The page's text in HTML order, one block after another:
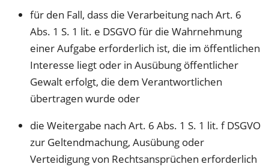
für den Fall, dass die Verarbeitung nach Art. 6
Abs. 1 S. 1 lit. e DSGVO für die Wahrnehmung
einer Aufgabe erforderlich ist, die im öffentlichen
Interesse liegt oder in Ausübung öffentlicher
Gewalt erfolgt, die dem Verantwortlichen
übertragen wurde oder
die Weitergabe nach Art. 6 Abs. 1 S. 1 lit. f DSGVO
zur Geltendmachung, Ausübung oder
Verteidigung von Rechtsansprüchen erforderlich